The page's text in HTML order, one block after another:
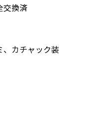
交換済
カチャック装